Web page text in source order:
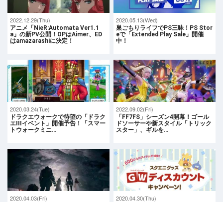
2022.12.29(Thu)
アニメ「NieR:Automata Ver1.1
a」の新PV公開！OPはAimer、ED
はamazarashiに決定！
2020.05.13(Wed)
巣ごもりライフでPS三昧！PS Stor
eで「Extended Play Sale」開催
中！
2020.03.24(Tue)
ドラクエウォークで待望の「ドラク
エIIIイベント」開催予告！「スマー
トウォークミニ…
2022.09.02(Fri)
「FF7FS」シーズン4開幕！ゴール
ドソーサーや新スタイル「トリック
スター」、ギルを…
2020.04.03(Fri) 2020.04.30(Thu)